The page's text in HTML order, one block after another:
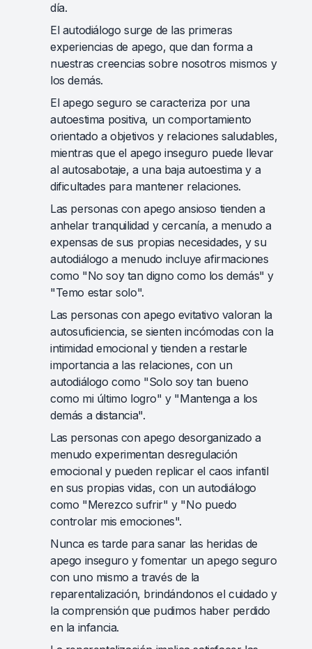
día.
El autodiálogo surge de las primeras
experiencias de apego, que dan forma a
nuestras creencias sobre nosotros mismos y
los demás.
El apego seguro se caracteriza por una
autoestima positiva, un comportamiento
orientado a objetivos y relaciones saludables,
mientras que el apego inseguro puede llevar
al autosabotaje, a una baja autoestima y a
dificultades para mantener relaciones.
Las personas con apego ansioso tienden a
anhelar tranquilidad y cercanía, a menudo a
expensas de sus propias necesidades, y su
autodiálogo a menudo incluye afirmaciones
como "No soy tan digno como los demás" y
"Temo estar solo".
Las personas con apego evitativo valoran la
autosuficiencia, se sienten incómodas con la
intimidad emocional y tienden a restarle
importancia a las relaciones, con un
autodiálogo como "Solo soy tan bueno
como mi último logro" y "Mantenga a los
demás a distancia".
Las personas con apego desorganizado a
menudo experimentan desregulación
emocional y pueden replicar el caos infantil
en sus propias vidas, con un autodiálogo
como "Merezco sufrir" y "No puedo
controlar mis emociones".
Nunca es tarde para sanar las heridas de
apego inseguro y fomentar un apego seguro
con uno mismo a través de la
reparentalización, brindándonos el cuidado y
la comprensión que pudimos haber perdido
en la infancia.